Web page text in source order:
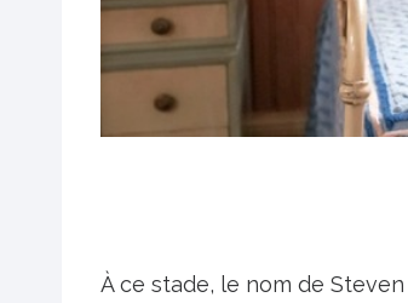
À ce stade, le nom de